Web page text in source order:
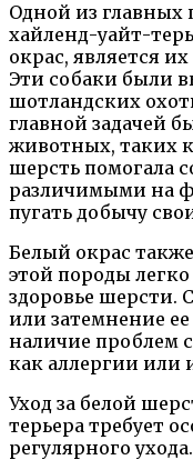
Одной из главных
хайленд-уайт-
окрас, является
Эти собаки были
шотландских
главной задачей
животных, таких
шерсть помогала
различимыми на
пугать добычу
Белый окрас
этой породы
здоровье шерсти.
или затемнение
наличие проблем
как аллергии
Уход за белой
терьера требует
регулярного